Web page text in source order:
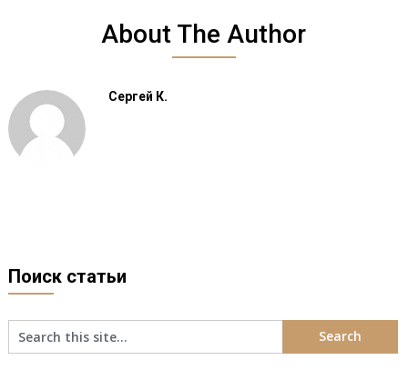
About The Author
Сергей К.
Поиск статьи